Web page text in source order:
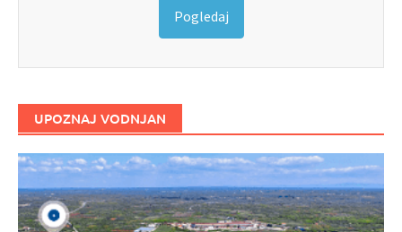
Pogledaj
UPOZNAJ VODNJAN